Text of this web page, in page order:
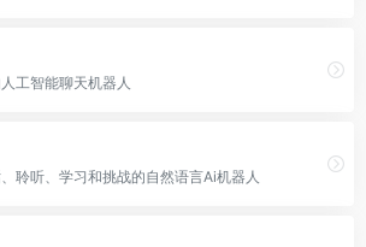
工智能聊天机器人
聆听、学习和挑战的自然语言Ai机器人